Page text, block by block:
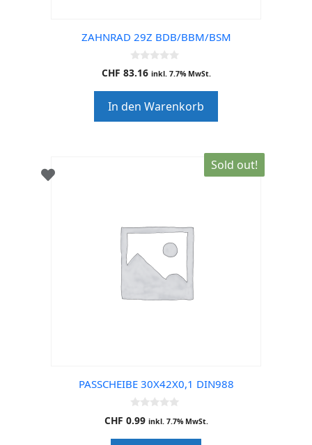
ZAHNRAD 29Z BDB/BBM/BSM
0
o
o
f
5
CHF 83.16 inkl. 7.7% MwSt.
In den Warenkorb
Sold out!
PASSCHEIBE 30X42X0,1 DIN988
0
o
CHF 0.99 inkl. 7.7% MwSt.